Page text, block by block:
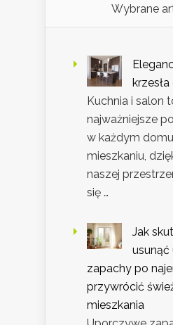
Wybrane
Kuchnia i salon
najważniejsze
w każdym
mieszkaniu,
naszej
się …
Jak
zapachy po
przywrócić
mieszkania